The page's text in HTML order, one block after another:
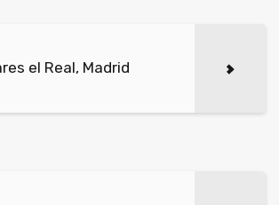
el Real, Madrid